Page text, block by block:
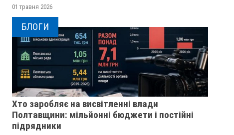
01 травня 2026
БЛОГИ
Хто заробляє на висвітленні влади
Полтавщини: мільйонні бюджети і постійні
підрядники